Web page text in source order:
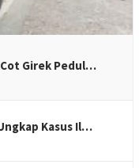
Cot Girek Pedul…
Kasus Il…